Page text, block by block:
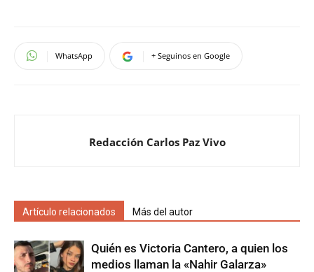
WhatsApp + Seguinos en Google
Redacción Carlos Paz Vivo
Artículo relacionados Más del autor
Quién es Victoria Cantero, a quien los
medios llaman la «Nahir Galarza»